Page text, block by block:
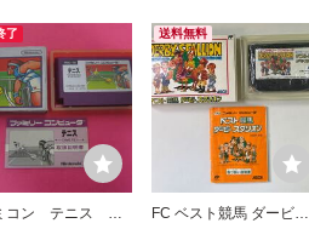
了
コン テニス 銀
送料無料
FC ベスト競馬 ダービー